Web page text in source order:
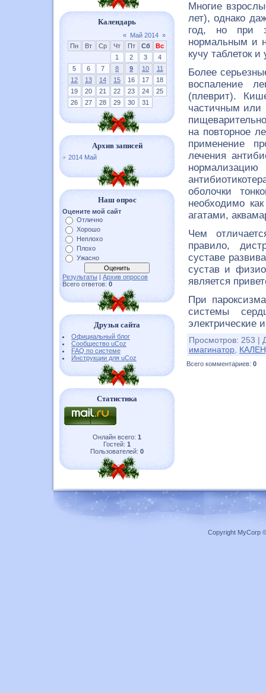
Календарь
« Май 2014 »
Пн
Вт Ср Чт Пт Сб
Вс
1
2 3
4
5
6 7 8 9 10
11
12
13 14 15 16 17
18
19
20 21 22 23 24
25
26
27 28 29 30 31
Архив записей
2014 Май
Наш опрос
Оцените мой сайт
Отлично
Хорошо
Неплохо
Плохо
Ужасно
Результаты | Архив опросов
Всего ответов: 0
Друзья сайта
Официальный блог
Сообщество uCoz
FAQ по системе
Инструкции для uCoz
Статистика
Онлайн всего: 1
Гостей: 1
Пользователей: 0
Многие
лет), однако
год, но при
нормальным и
кучу таблеток
Более
воспаление
(плеврит).
частичным или
на повторное
применение
лечения
оболочки
необходимо
агатами,
Чем
правило,
суставе
сустав и
является
При
системы
электрические
Просмотров: 253 |
имагинатор
Всего комментариев: 0
Copyright MyCorp